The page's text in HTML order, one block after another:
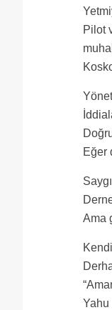
Pilot
Eğer
Ama
Yahu